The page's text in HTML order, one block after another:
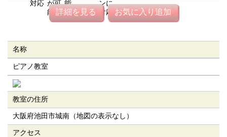
詳細を見る お気に入り追加
名称
ピアノ教室
教室の住所
大阪府池田市城南（地図の表示なし）
アクセス